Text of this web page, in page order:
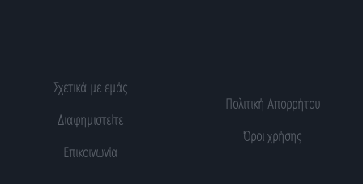
Σχετικά με εμάς
Διαφημιστείτε
Επικοινωνία
Πολιτική Απορρήτου
Όροι χρήσης